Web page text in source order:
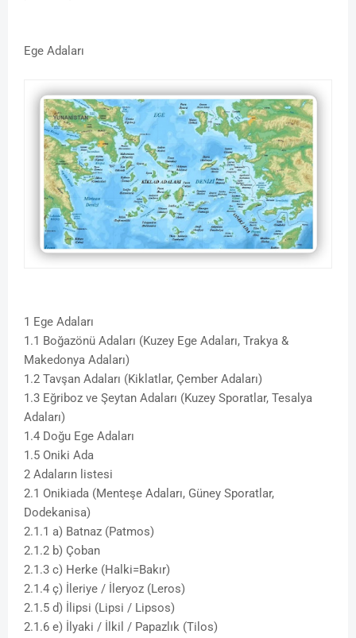
Ege Adaları
1 Ege Adaları
1.1 Boğazönü Adaları (Kuzey Ege Adaları, Trakya &
Makedonya Adaları)
1.2 Tavşan Adaları (Kiklatlar, Çember Adaları)
1.3 Eğriboz ve Şeytan Adaları (Kuzey Sporatlar, Tesalya
Adaları)
1.4 Doğu Ege Adaları
1.5 Oniki Ada
2 Adaların listesi
2.1 Onikiada (Menteşe Adaları, Güney Sporatlar,
Dodekanisa)
2.1.1 a) Batnaz (Patmos)
2.1.2 b) Çoban
2.1.3 c) Herke (Halki=Bakır)
2.1.4 ç) İleriye / İleryoz (Leros)
2.1.5 d) İlipsi (Lipsi / Lipsos)
2.1.6 e) İlyaki / İlkil / Papazlık (Tilos)